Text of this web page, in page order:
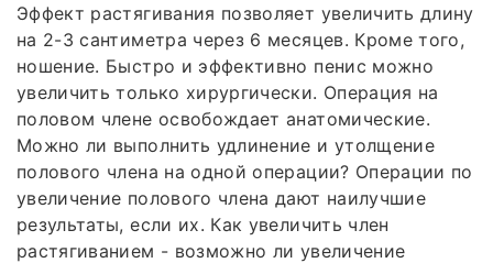
Эффект растягивания позволяет увеличить длину
на 2-3 сантиметра через 6 месяцев. Кроме того,
ношение. Быстро и эффективно пенис можно
увеличить только хирургически. Операция на
половом члене освобождает анатомические.
Можно ли выполнить удлинение и утолщение
полового члена на одной операции? Операции по
увеличение полового члена дают наилучшие
результаты, если их. Как увеличить член
растягиванием - возможно ли увеличение